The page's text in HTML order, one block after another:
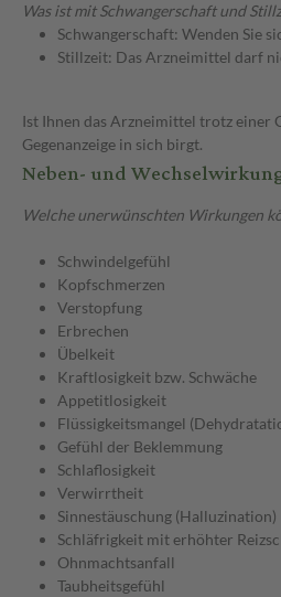
Was ist mit Schwangerschaft und
Schwangerschaft: Wenden Sie
Stillzeit: Das Arzneimittel darf
Ist Ihnen das Arzneimittel trotz einer
Gegenanzeige in sich birgt.
Neben- und
Welche unerwünschten Wirkungen
Schwindelgefühl
Kopfschmerzen
Verstopfung
Erbrechen
Übelkeit
Kraftlosigkeit bzw. Schwäche
Appetitlosigkeit
Flüssigkeitsmangel
Gefühl der Beklemmung
Schlaflosigkeit
Verwirrtheit
Sinnestäuschung (Halluzination)
Schläfrigkeit mit erhöhter
Ohnmachtsanfall
Taubheitsgefühl